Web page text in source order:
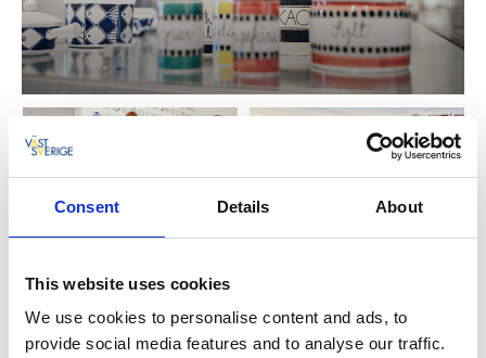
Consent Details About
This website uses cookies
We use cookies to personalise content and ads, to
provide social media features and to analyse our traffic.
Lidköpings konsthall
Galleri Lidan